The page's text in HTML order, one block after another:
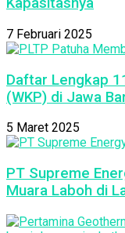
7 Februari 2025
Daftar Lengkap
(WKP) di Jawa
5 Maret 2025
PT Supreme
Muara Laboh di